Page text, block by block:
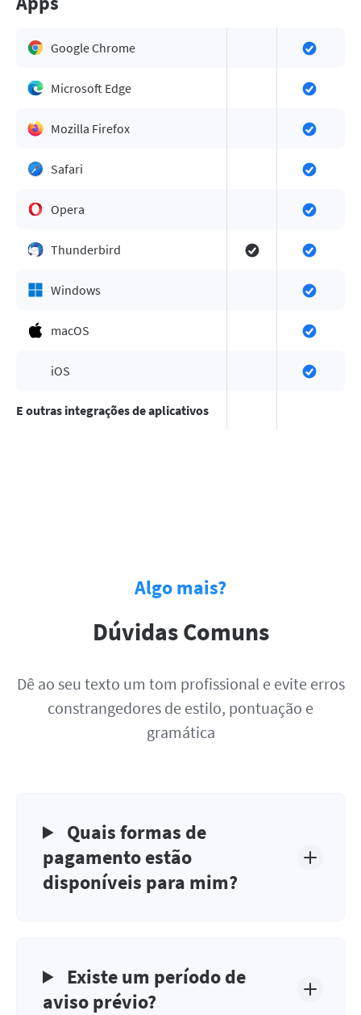
Google Chrome
Microsoft Edge
Mozilla Firefox
Safari
Opera
Thunderbird
Windows
macOS
iOS
E outras integrações de aplicativos
Algo mais?
Dúvidas Comuns
Dê ao seu texto um tom profissional e evite erros
constrangedores de estilo, pontuação e
gramática
Quais formas de
pagamento estão
disponíveis para mim?
Existe um período de
aviso prévio?